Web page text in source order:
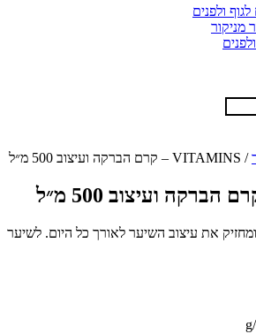
ולפנים
מניקור
/ VITAMINS – קרם הברקה ועיצוב 500 מ״ל
את עיצוב השיער לאורך כל היום. לשיער
/
g